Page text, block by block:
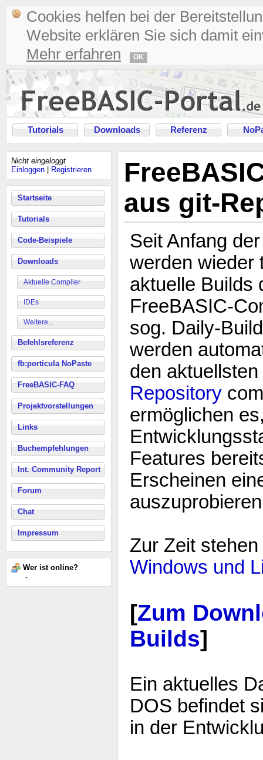
Cookies helfen bei der
Website erklären Sie sich damit
Mehr erfahren
OK
Tutorials Downloads Referenz
Nicht eingeloggt
Einloggen
Registrieren
Startseite
Tutorials
Code-Beispiele
Downloads
Aktuelle Compiler
IDEs
Weitere...
Befehlsreferenz
fb:porticula NoPaste
FreeBASIC-FAQ
Projektvorstellungen
Links
Buchempfehlungen
Int. Community Report
Forum
Chat
Impressum
Wer ist online?
-
aus git-
Seit Anfang
werden wieder
aktuelle Builds
FreeBASIC-
sog. Daily-
werden
den
Repository
ermöglichen
Features
Erscheinen
Zur Zeit stehen
Windows und
[Zum
Builds]
Ein aktuelles
DOS befindet
in der